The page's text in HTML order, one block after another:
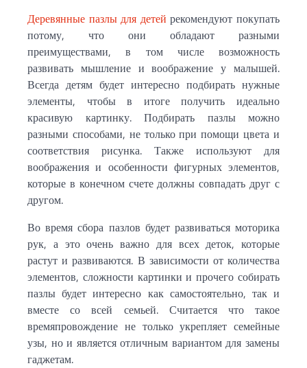
Деревянные пазлы для детей рекомендуют покупать
потому, что они обладают разными
преимуществами, в том числе возможность
развивать мышление и воображение у малышей.
Всегда детям будет интересно подбирать нужные
элементы, чтобы в итоге получить идеально
красивую картинку. Подбирать пазлы можно
разными способами, не только при помощи цвета и
соответствия рисунка. Также используют для
воображения и особенности фигурных элементов,
которые в конечном счете должны совпадать друг с
другом.
Во время сбора пазлов будет развиваться моторика
рук, а это очень важно для всех деток, которые
растут и развиваются. В зависимости от количества
элементов, сложности картинки и прочего собирать
пазлы будет интересно как самостоятельно, так и
вместе со всей семьей. Считается что такое
времяпровождение не только укрепляет семейные
узы, но и является отличным вариантом для замены
гаджетам.